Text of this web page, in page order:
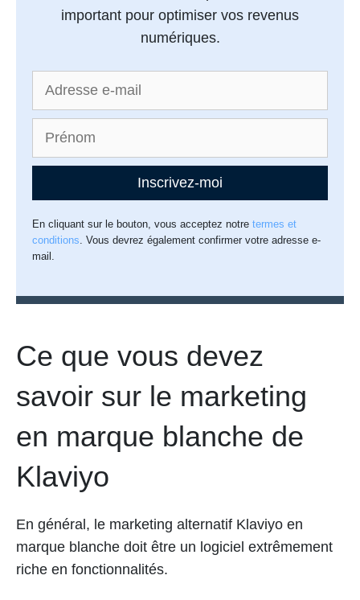
important pour optimiser vos revenus
numériques.
Inscrivez-moi
En cliquant sur le bouton, vous acceptez notretermes et
conditions . Vous devrez également confirmer votre adresse e-
mail.
Ce que vous devez
savoir sur le marketing
en marque blanche de
Klaviyo
En général, le marketing alternatif Klaviyo en
marque blanche doit être un logiciel extrêmement
riche en fonctionnalités.